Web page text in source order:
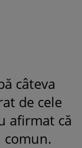
câteva
de cele
afirmat că